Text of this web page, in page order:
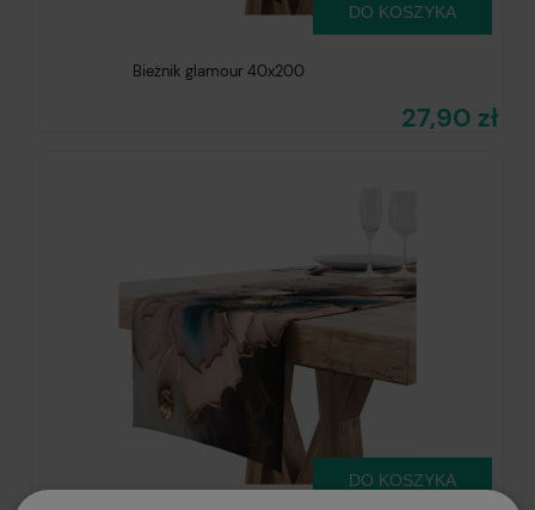
Bieżnik glamour 40x200
27,90 zł
DO KOSZYKA
DO KOSZYKA